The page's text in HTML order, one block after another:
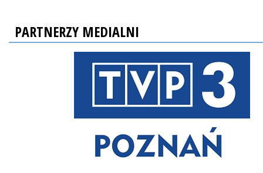
PARTNERZY MEDIALNI